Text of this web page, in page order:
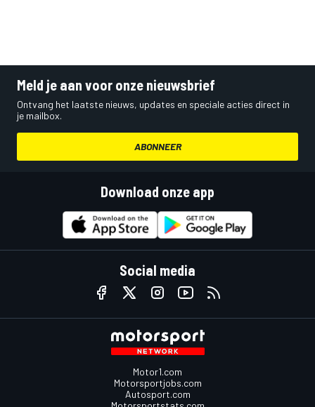
Meld je aan voor onze nieuwsbrief
Ontvang het laatste nieuws, updates en speciale acties direct in
je mailbox.
ABONNEER
Download onze app
Social media
Motor1.com
Motorsportjobs.com
Autosport.com